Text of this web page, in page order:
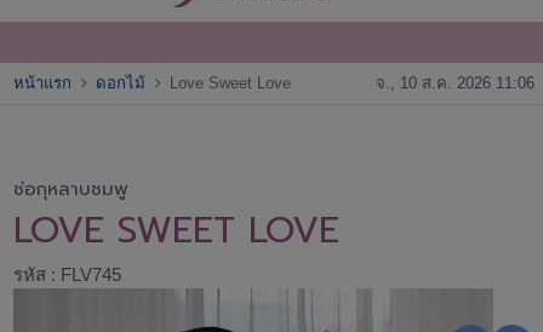
หน้าแรก ดอกไม้ Love Sweet Love จ., 10 ส.ค. 2026 11:06
ช่อกุหลาบชมพู
LOVE SWEET LOVE
รหัส : FLV745